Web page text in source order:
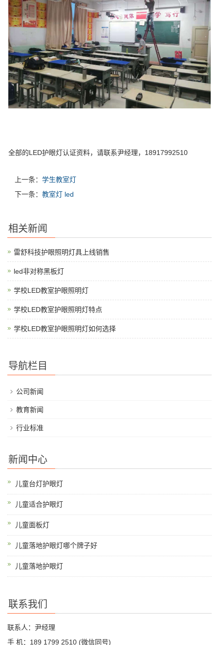
全部的LED护眼灯认证资料，请联系尹经理，18917992510
上一条： 学生教室灯
下一条： 教室灯 led
相关新闻
雷舒科技护眼照明灯具上线销售
led非对称黑板灯
学校LED教室护眼照明灯
学校LED教室护眼照明灯特点
学校LED教室护眼照明灯如何选择
导航栏目
公司新闻
教育新闻
行业标准
新闻中心
儿童台灯护眼灯
儿童适合护眼灯
儿童面板灯
儿童落地护眼灯哪个牌子好
儿童落地护眼灯
联系我们
联系人：尹经理
手 机：189 1799 2510 (微信同号)